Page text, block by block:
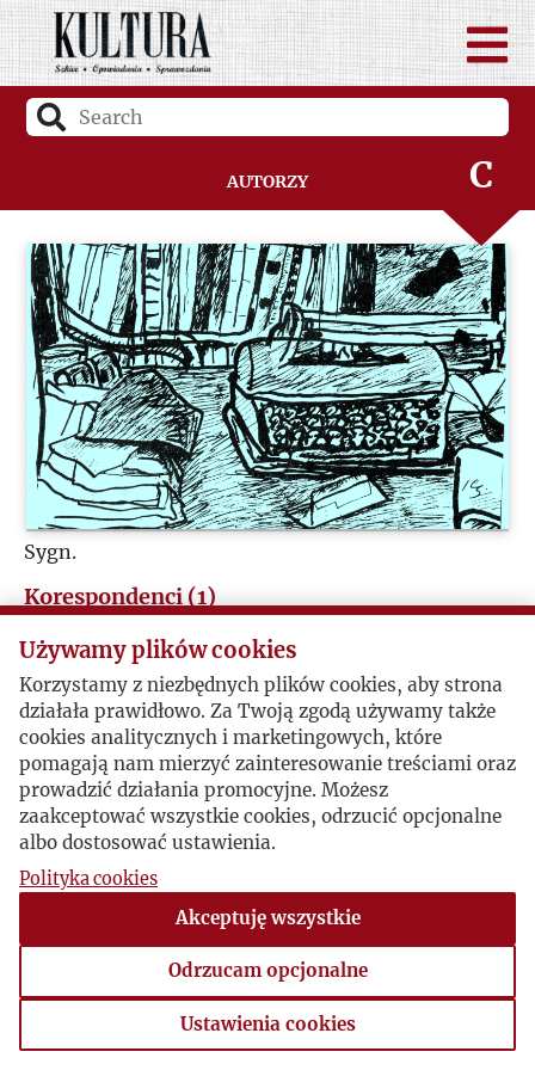
Autorzy
A
B
C
D
F
G
H
I
L
Ł
M
N
O
Sygn.
Korespondenci (1)
Wojciech Karpiński
Alice-Catherine Carls / Wojciech Karpiński
syg. Kor Red Caban-Cazzani, List Alice-Catherine
Carls do Wojciecha Karpińskiego
Jackson, 1997-02-23 , Alice-Catherine Carls
Używamy plików cookies
Korzystamy z niezbędnych plików cookies, aby strona
działała prawidłowo. Za Twoją zgodą używamy także
cookies analitycznych i marketingowych, które
pomagają nam mierzyć zainteresowanie treściami oraz
prowadzić działania promocyjne. Możesz
zaakceptować wszystkie cookies, odrzucić opcjonalne
albo dostosować ustawienia.
Polityka cookies
Akceptuję wszystkie
Odrzucam opcjonalne
Ustawienia cookies
Ustawienia cookies